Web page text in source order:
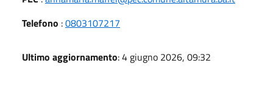
Telefono :0803107217
Ultimo aggiornamento: 4 giugno 2026, 09:32